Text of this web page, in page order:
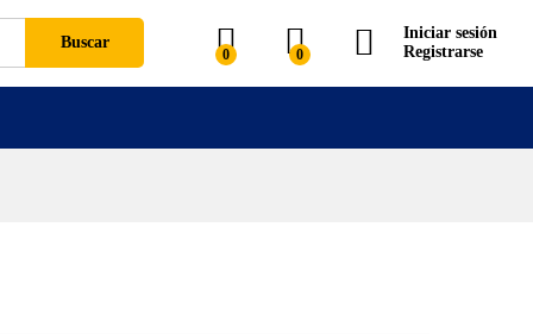
Buscar
0 0
Iniciar sesión
Registrarse